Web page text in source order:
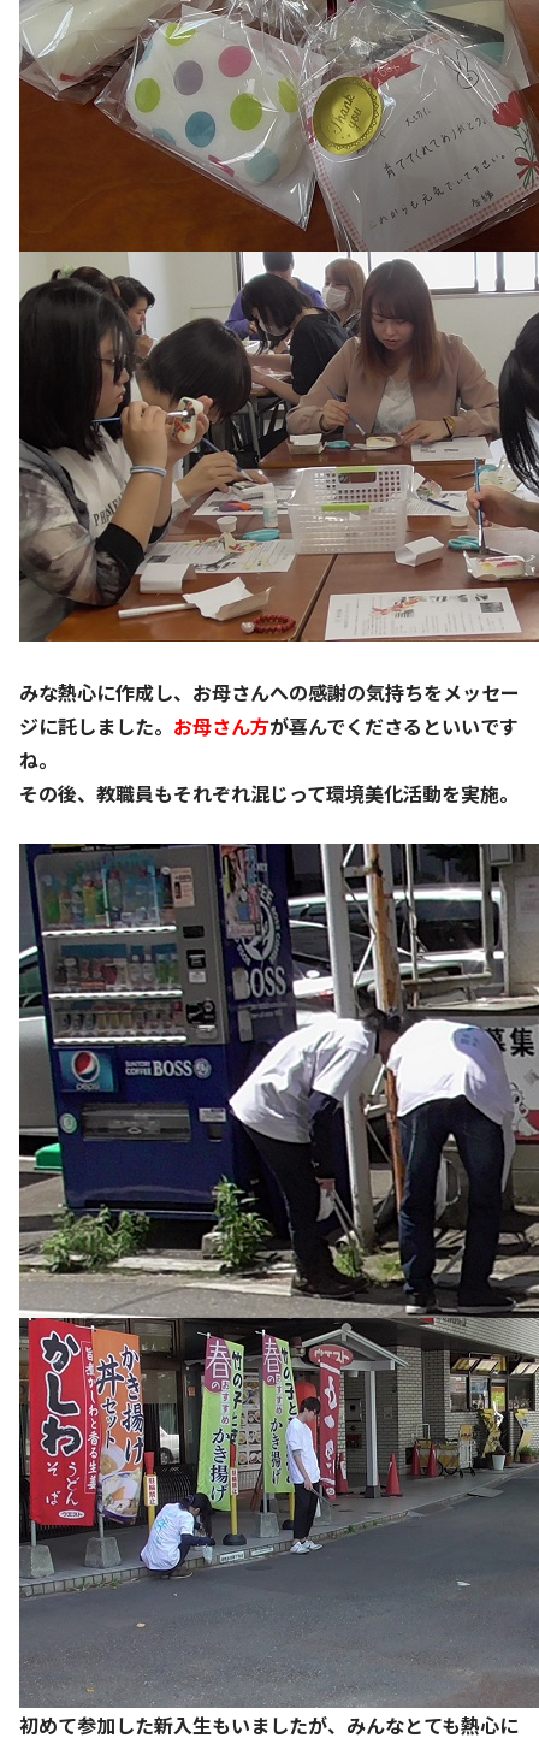
みな熱心に作成し、お母さんへの感謝の気持ちをメッセー
ジに託しました。 お母さん方が喜んでくださるといいです
ね。
その後、教職員もそれぞれ混じって環境美化活動を実施。
初めて参加した新入生もいましたが、みんなとても熱心に